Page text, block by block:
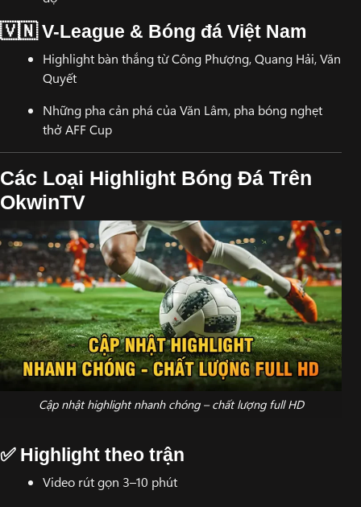
🇻🇳 V-League & Bóng đá Việt Nam
Highlight bàn thắng từ Công Phượng, Quang Hải, Văn
Quyết
Những pha cản phá của Văn Lâm, pha bóng nghẹt
thở AFF Cup
Các Loại Highlight Bóng Đá Trên
OkwinTV
Cập nhật highlight nhanh chóng – chất lượng full HD
✅ Highlight theo trận
Video rút gọn 3–10 phút